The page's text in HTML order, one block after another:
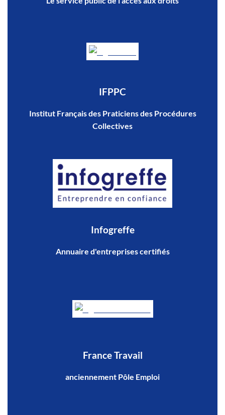
IFPPC
Institut Français des Praticiens des Procédures
Collectives
Infogreffe
Annuaire d'entreprises certifiés
France Travail
anciennement Pôle Emploi